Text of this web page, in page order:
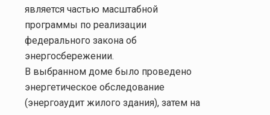
является частью масштабной
программы по реализации
федерального закона об
энергосбережении.
В выбранном доме было проведено
энергетическое обследование
(энергоаудит жилого здания), затем на